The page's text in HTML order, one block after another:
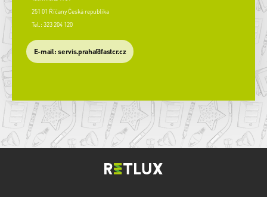
251 01 Říčany Česká republika
Tel.: 323 204 120
​E-mail: servis.praha@fastcr.cz